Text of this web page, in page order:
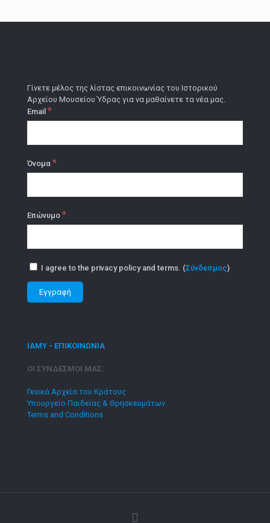
Γίνετε μέλος της λίστας επικοινωνίας του Ιστορικού
Αρχείου Μουσείου Ύδρας για να μαθαίνετε τα νέα μας.
Email *
Όνομα *
Επώνυμο *
I agree to the privacy policy and terms. (Σύνδεσμος)
ΙΑΜΥ - ΕΠΙΚΟΙΝΩΝΙΑ
ΟΙ ΣΥΝΔΕΣΜΟΙ ΜΑΣ:
Γενικά Αρχεία του Κράτους
Υπουργείο Παιδείας & Θρησκευμάτων
Terms and Conditions